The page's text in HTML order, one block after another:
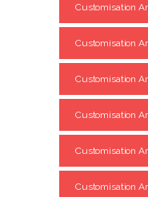
Customisation
Customisation
Customisation
Customisation
Customisation
Customisation